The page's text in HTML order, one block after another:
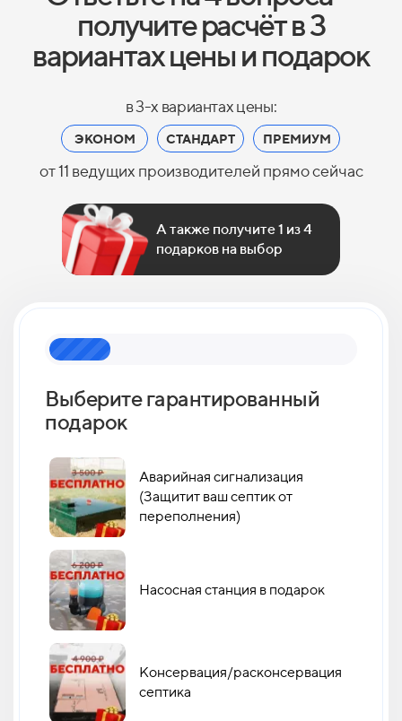
получите расчёт в 3
вариантах цены и подарок
в 3-х вариантах цены:
ЭКОНОМ СТАНДАРТ ПРЕМИУМ
от 11 ведущих производителей прямо сейчас
А также получите 1 из 4
подарков на выбор
Выберите гарантированный
подарок
Аварийная сигнализация
(Защитит ваш септик от
переполнения)
Насосная станция в подарок
Консервация/расконсервация
септика